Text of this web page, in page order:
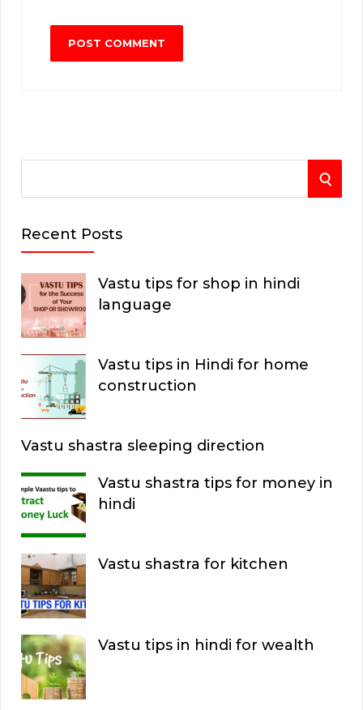
e
r
c
h
f
o
r
S
Recent Posts
Vastu tips for shop in hindi
language
Vastu tips in Hindi for home
construction
Vastu shastra sleeping direction
Vastu shastra tips for money in
hindi
Vastu shastra for kitchen
Vastu tips in hindi for wealth